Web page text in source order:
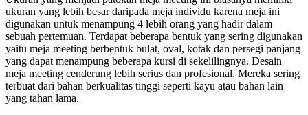
ukuran yang lebih besar daripada meja individu karena meja ini
digunakan untuk menampung 4 lebih orang yang hadir dalam
sebuah pertemuan. Terdapat beberapa bentuk yang sering digunakan
yaitu meja meeting berbentuk bulat, oval, kotak dan persegi panjang
yang dapat menampung beberapa kursi di sekelilingnya. Desain
meja meeting cenderung lebih serius dan profesional. Mereka sering
terbuat dari bahan berkualitas tinggi seperti kayu atau bahan lain
yang tahan lama.